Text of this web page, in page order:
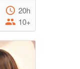
20h
10+